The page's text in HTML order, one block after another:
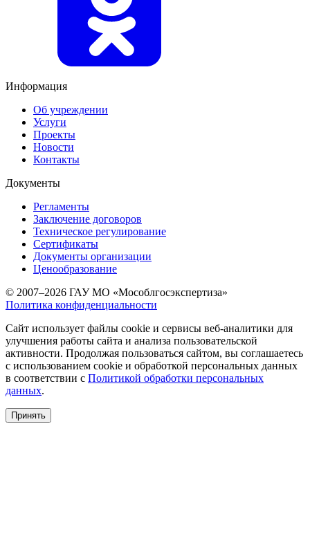
Информация
Об учреждении
Услуги
Проекты
Новости
Контакты
Документы
Регламенты
Заключение договоров
Техническое регулирование
Сертификаты
Документы организации
Ценообразование
© 2007–2026 ГАУ МО «Мособлгосэкспертиза»
Политика конфиденциальности
Сайт использует файлы cookie и сервисы веб-аналитики для
улучшения работы сайта и анализа пользовательской
активности. Продолжая пользоваться сайтом, вы соглашаетесь
с использованием cookie и обработкой персональных данных
в соответствии с Политикой обработки персональных
данных.
Принять